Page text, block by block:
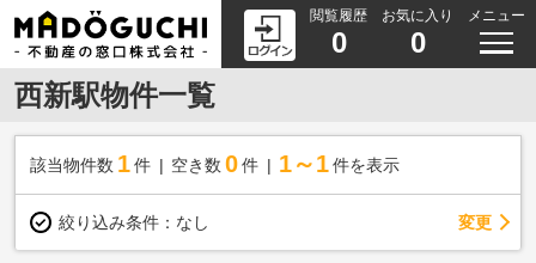
閲覧履歴
0
お気に入り
0
メニュー
西新駅物件一覧
該当物件数 1件 空き数 0 件 1～1 件を表示
絞り込み条件： なし 変更